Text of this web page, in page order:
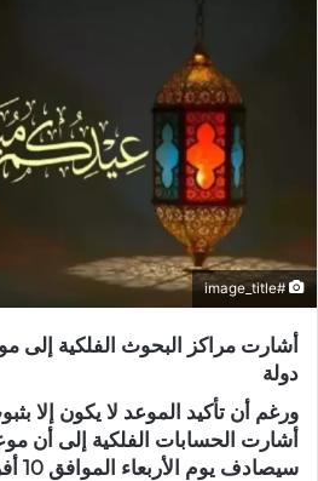
#image_title
دولة
ورغم أن تأكيد الموعد لا يكون إلا
سيصادف يوم الأربعاء الموافق 10 أفريل المقبل.